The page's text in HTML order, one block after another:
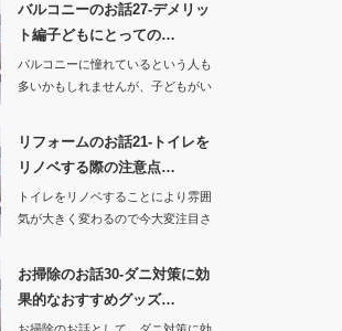
バルコニーのお話27-デメリッ
ト編子どもにとっての…
バルコニーに憧れているという人も
多いかもしれませんが、子どもがい
リフォームのお話21-トイレを
リノベする際の注意点…
トイレをリノベすることにより雰囲
気が大きく変わるので今大変注目さ
お掃除のお話30-ダニ対策に効
果的なおすすめグッズ…